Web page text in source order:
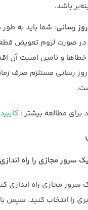
باشد.
رسانی: شما باید به
در صورت لزوم تعویض
و تامین امنیت آن
رسانی مستلزم صرف
برای مطالعه بیشتر : کاربرد server
سرور مجازی را راه
مجازی راه اندازی
را انتخاب کنید. سپس